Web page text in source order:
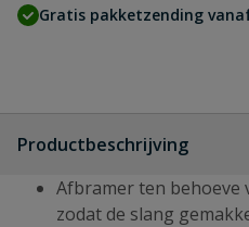
Gratis pakketzending
Productbeschrijving
Afbramer ten behoeve
zodat de slang